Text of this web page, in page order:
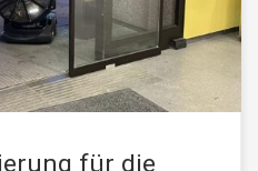
Um den Folgeeinsatz
für die